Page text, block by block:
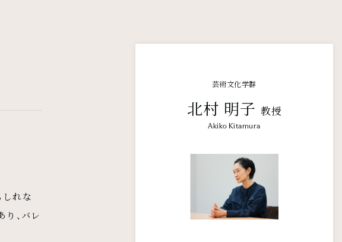
芸術文化学群
北村 明子 教授
Akiko Kitamura
れな
、バレ